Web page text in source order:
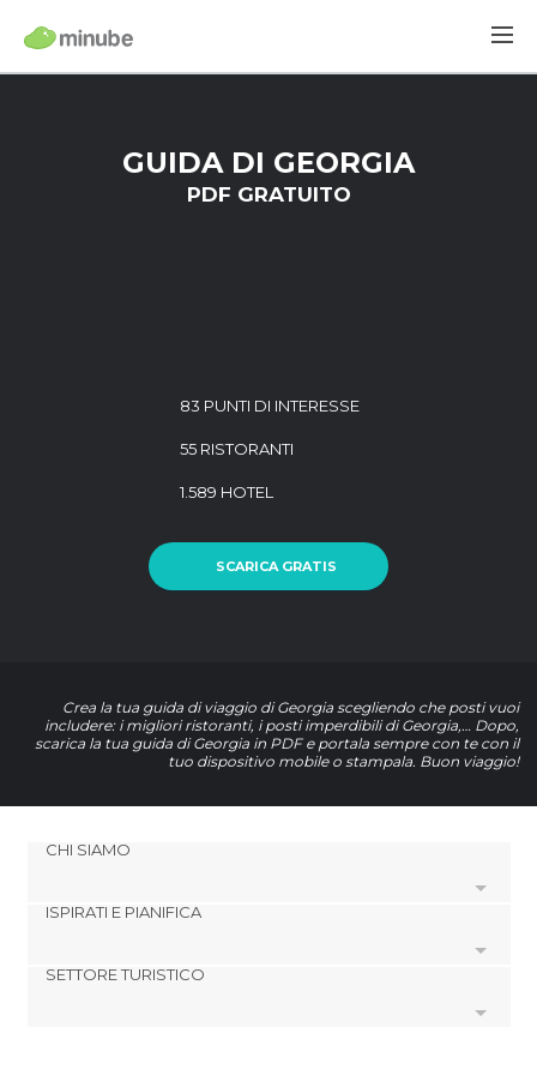
GUIDA DI GEORGIA
PDF GRATUITO
83 PUNTI DI INTERESSE
55 RISTORANTI
1.589 HOTEL
SCARICA GRATIS
Crea la tua guida di viaggio di Georgia scegliendo che posti vuoi
includere: i migliori ristoranti, i posti imperdibili di Georgia,… Dopo,
scarica la tua guida di Georgia in PDF e portala sempre con te con il
tuo dispositivo mobile o stampala. Buon viaggio!
CHI SIAMO
Cookies
ISPIRATI E PIANIFICA
footer@item_discovertips_anchor
SETTORE TURISTICO